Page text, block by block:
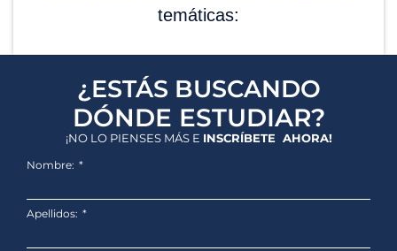
temáticas:
¿ESTÁS BUSCANDO
DÓNDE ESTUDIAR?
¡NO LO PIENSES MÁS E INSCRÍBETE AHORA!
Nombre:
Apellidos: